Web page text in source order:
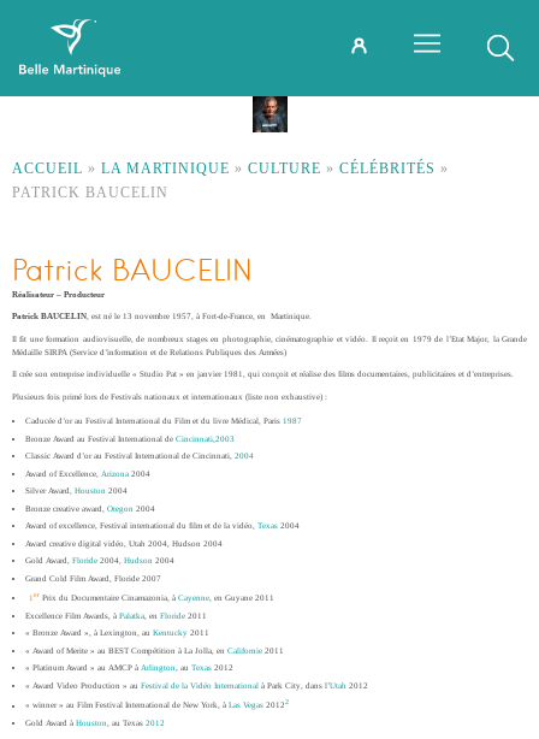
ACCUEIL » LA MARTINIQUE » CULTURE » CÉLÉBRITÉS »
PATRICK BAUCELIN
Patrick BAUCELIN
Réalisateur – Producteur
Patrick BAUCELIN, est né le 13 novembre 1957, à Fort-de-France, en Martinique.
Il fit une formation audiovisuelle, de nombreux stages en photographie, cinématographie et vidéo. Il reçoit en 1979 de l’Etat Major, la Grande
Médaille SIRPA (Service d’information et de Relations Publiques des Armées)
Il crée son entreprise individuelle « Studio Pat » en janvier 1981, qui conçoit et réalise des films documentaires, publicitaires et d’entreprises.
Plusieurs fois primé lors de Festivals nationaux et internationaux (liste non exhaustive) :
Caducée d’or au Festival International du Film et du livre Médical, Paris 1987
Bronze Award au Festival International de Cincinnati 2003
Classic Award d’or au Festival International de Cincinnati, 2004
Award of Excellence,
Arizona 2004
Silver Award, Houston 2004
Bronze creative award, Oregon 2004
Award of excellence, Festival international du film et de la vidéo, Texas 2004
Award creative digital vidéo, Utah 2004, Hudson 2004
Gold Award, Floride 2004, Hudson 2004
Grand Cold Film Award, Floride 2007
1er Prix du Documentaire Cinamazonia, à Cayenne, en Guyane 2011
Excellence Film Awards, à Palatka, en Floride 2011
« Bronze Award », à Lexington, au Kentucky 2011
« Award of Merite » au BEST Compétition à La Jolla, en Californie 2011
« Platinum Award » au AMCP à Arlington, au Texas 2012
« Award Video Production » au Festival de la Vidéo International à Park City, dans l’Utah 2012
« winner » au Film Festival International de New York, à Las Vegas 20122
Gold Award à Houston, au Texas 2012